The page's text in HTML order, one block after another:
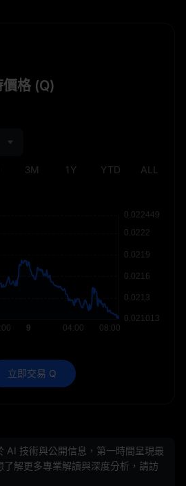
格 (Q)
3M 1Y YTD ALL
立即交易 Q
AI 技術與公開信息，第一時間呈現最
了解更多專業解讀與深度分析，請訪